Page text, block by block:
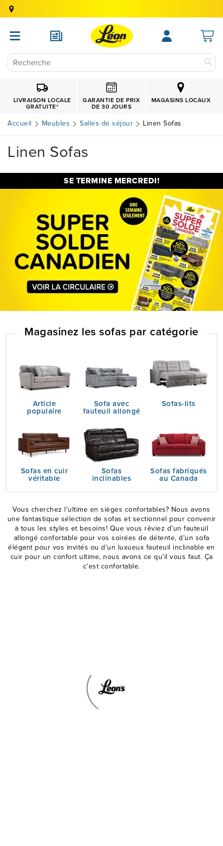
LIVRAISON LOCALE
GRATUITE*
GARANTIE DE PRIX
DE 30 JOURS
MAGASINS LOCAUX
Accueil Meubles Salles de séjour Linen Sofas
Linen Sofas
SE TERMINE MERCREDI!
Magasinez les sofas par catégorie
Article
populaire
Sofa avec
fauteuil allongé
Sofas-lits
Sofas en cuir
véritable
Sofas
inclinables
Sofas fabriqués
au Canada
Vous cherchez l’ultime en sièges confortables? Nous avons
une fantastique sélection de sofas et sectionnel pour convenir
à tous les styles et besoins! Que vous rêviez d’un fauteuil
allongé confortable pour vos soirées de détente, d’un sofa
élégant pour vos invités ou d’un luxueux fauteuil inclinable en
cuir pour un confort ultime, nous avons ce qu’il vous faut. Ça
c’est confortable.